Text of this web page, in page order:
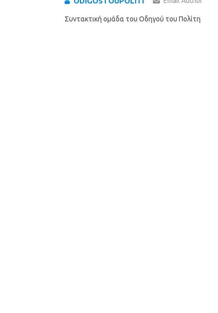
Συντακτική ομάδα του Οδηγού του Πολίτη